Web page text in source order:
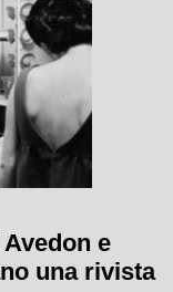
e
una rivista